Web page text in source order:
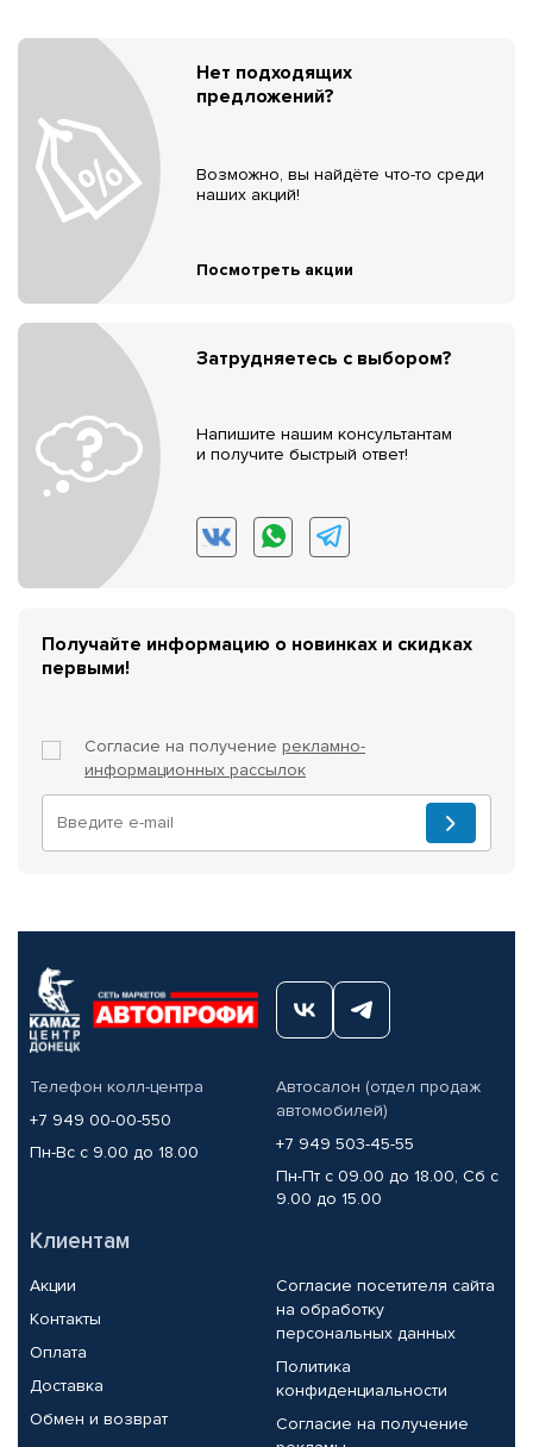
Нет подходящих
предложений?
Возможно, вы найдёте что-то среди
наших акций!
Посмотреть акции
Затрудняетесь с выбором?
Напишите нашим консультантам
и получите быстрый ответ!
Получайте информацию о новинках и скидках
первыми!
Согласие на получение рекламно-
информационных рассылок
Телефон колл-центра
+7 949 00-00-550
Пн-Вс с 9.00 до 18.00
Автосалон (отдел продаж
автомобилей)
+7 949 503-45-55
Пн-Пт с 09.00 до 18.00, Сб с
9.00 до 15.00
Клиентам
Акции
Контакты
Оплата
Доставка
Обмен и возврат
Согласие посетителя сайта
на обработку
персональных данных
Политика
конфиденциальности
Согласие на получение